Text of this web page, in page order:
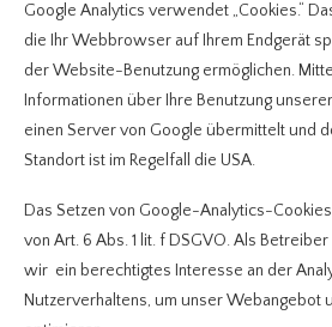
Google Analytics verwendet „Cookies.“
die Ihr Webbrowser auf Ihrem Endgerät
der Website-Benutzung ermöglichen.
Informationen über Ihre Benutzung
einen Server von Google übermittelt und
Standort ist im Regelfall die USA.
Das Setzen von Google-Analytics-
von Art. 6 Abs. 1 lit. f DSGVO. Als
wir ein berechtigtes Interesse an der
Nutzerverhaltens, um unser Webangebot